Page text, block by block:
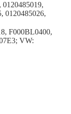
0120485026,
F000BL0400,
VW: